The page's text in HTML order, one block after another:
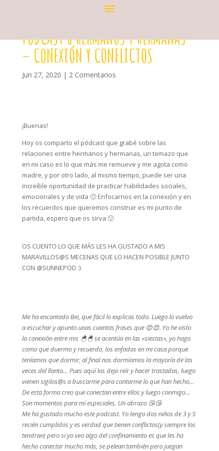
PODCAST 6 HERMANOS Y HERMANAS
– CONEXIÓN Y CONFLICTOS
Jun 27, 2020 | 2 Comentarios
¡Buenas!
Hoy os comparto el pódcast que grabé sobre las
relaciones entre hermanos y hermanas, un temazo que
en mi caso es lo que más me remueve y me agota como
madre, y por otro lado, al mismo tiempo, puede ser una
increíble oportunidad de practicar habilidades sociales,
emocionales y de vida 🙂 Enfocarnos en la conexión y en
los recuerdos que queremos construir es mi punto de
partida, espero que os sirva 🙂
OS CUENTO LO QUE MÁS LES HA GUSTADO A MIS
MARAVILLOS@S MECENAS QUE LO HACEN POSIBLE JUNTO
CON @SUNNEPOD :)⁣
Me ha encantado Bei, que fácil lo explicas todo. Luego lo vuelvo
a escuchar y apunto unas cuantas frases que 😍😍. Yo he visto
la conexión entre mis 🐣🐣 se acentúa en las «siestas», yo hago
como que duermo y recuerdo, los enfados en mi casa porque
teníamos que dormir, al final nos dormíamos la mayoría de las
veces del llanto… Pues aquí los dejo reír y hacer trastadas, luego
vienen sigilos@s a buscarme para contarme lo que han hecho…
De esta forma creo que conectan entre ellos y luego conmigo…
Son momentos para mí especiales. Un abrazo 😘😘
Me ha gustado mucho este podcast. Yo tengo dos niños de 3 y 5
recién cumplidos y es verdad que tienen conflictos(y siempre los
tendran) pero si yo veo algo del confinamiento es que les ha
hecho conectar mucho más, se pelean también pero juegan